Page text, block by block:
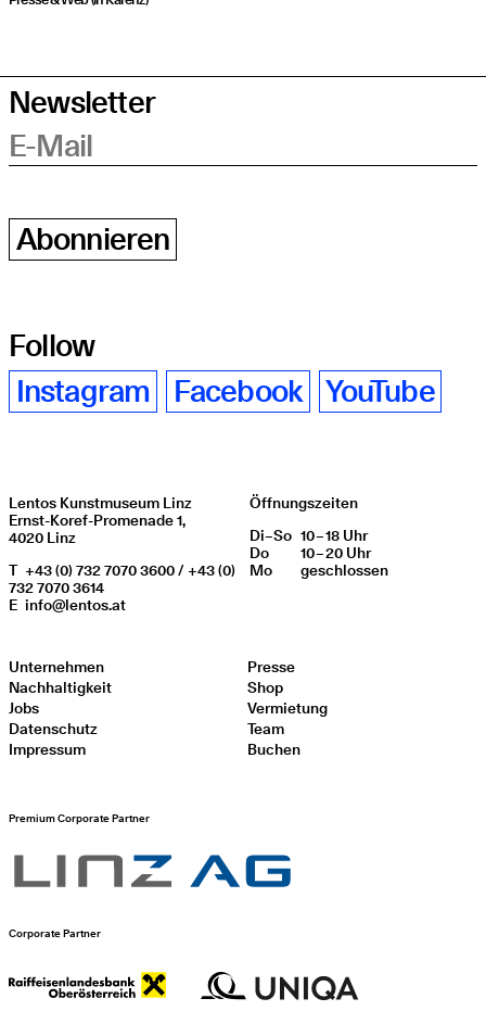
Newsletter
E-Mail
Abonnieren
Follow
Instagram
Facebook YouTube
Lentos Kunstmuseum Linz
Ernst-Koref-Promenade 1,
4020 Linz
T +43 (0) 732 7070 3600 / +43 (0)
732 7070 3614
E info@lentos.at
Öffnungszeiten
WochentagÖffnungszeiten
Di–So 10 – 18 Uhr
Do
10 – 20 Uhr
Mo
geschlos­sen
Unternehmen
Nachhaltigkeit
Jobs
Datenschutz
Impressum
Presse
Shop
Vermietung
Team
Buchen
Premium Corporate Partner
Corporate Partner